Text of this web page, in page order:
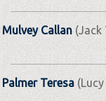
Mulvey Callan (Jack
Palmer Teresa